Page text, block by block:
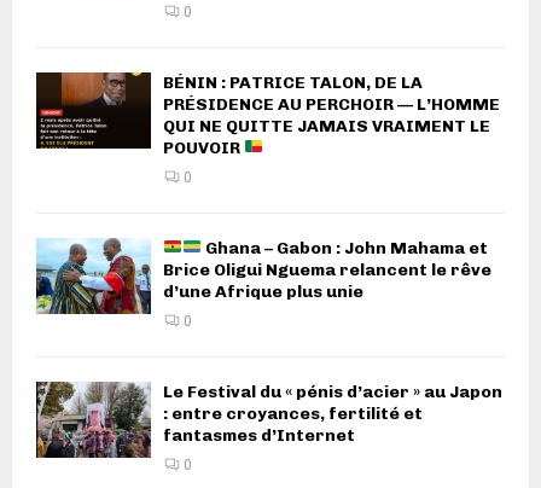
0
BÉNIN : PATRICE TALON, DE LA
PRÉSIDENCE AU PERCHOIR — L’HOMME
QUI NE QUITTE JAMAIS VRAIMENT LE
POUVOIR
0
Ghana – Gabon : John Mahama et
Brice Oligui Nguema relancent le rêve
d’une Afrique plus unie
0
Le Festival du « pénis d’acier » au Japon
: entre croyances, fertilité et
fantasmes d’Internet
0